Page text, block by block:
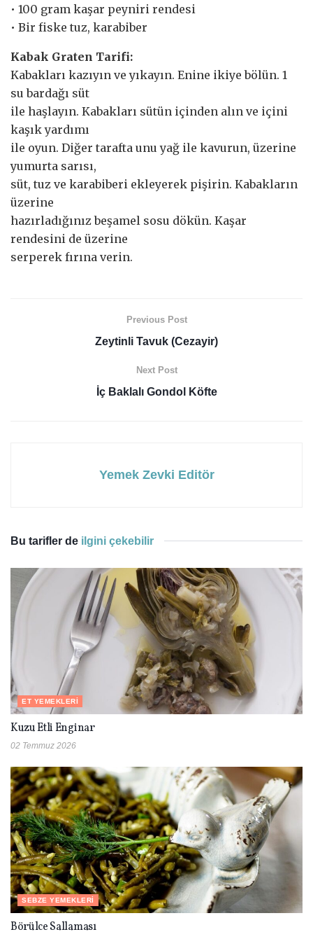
• 100 gram kaşar peyniri rendesi
• Bir fiske tuz, karabiber
Kabak Graten Tarifi:
Kabakları kazıyın ve yıkayın. Enine ikiye bölün. 1
su bardağı süt
ile haşlayın. Kabakları sütün içinden alın ve içini
kaşık yardımı
ile oyun. Diğer tarafta unu yağ ile kavurun, üzerine
yumurta sarısı,
süt, tuz ve karabiberi ekleyerek pişirin. Kabakların
üzerine
hazırladığınız beşamel sosu dökün. Kaşar
rendesini de üzerine
serperek fırına verin.
Previous Post
Zeytinli Tavuk (Cezayir)
Next Post
İç Baklalı Gondol Köfte
Yemek Zevki Editör
Bu tarifler de ilgini çekebilir
ET YEMEKLERI
Kuzu Etli Enginar
02 Temmuz 2026
SEBZE YEMEKLERI
Börülce Sallaması